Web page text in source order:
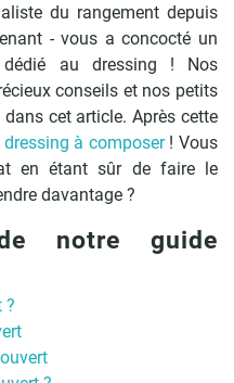
du rangement depuis
- vous a concocté un
dédié au dressing ! Nos
conseils et nos petits
cet article. Après cette
dressing à composer! Vous
en étant sûr de faire le
davantage ?
notre guide
?